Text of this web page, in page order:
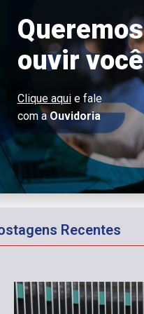
Queremos
ouvir você
Clique aquie fale
com aOuvidoria
Recentes